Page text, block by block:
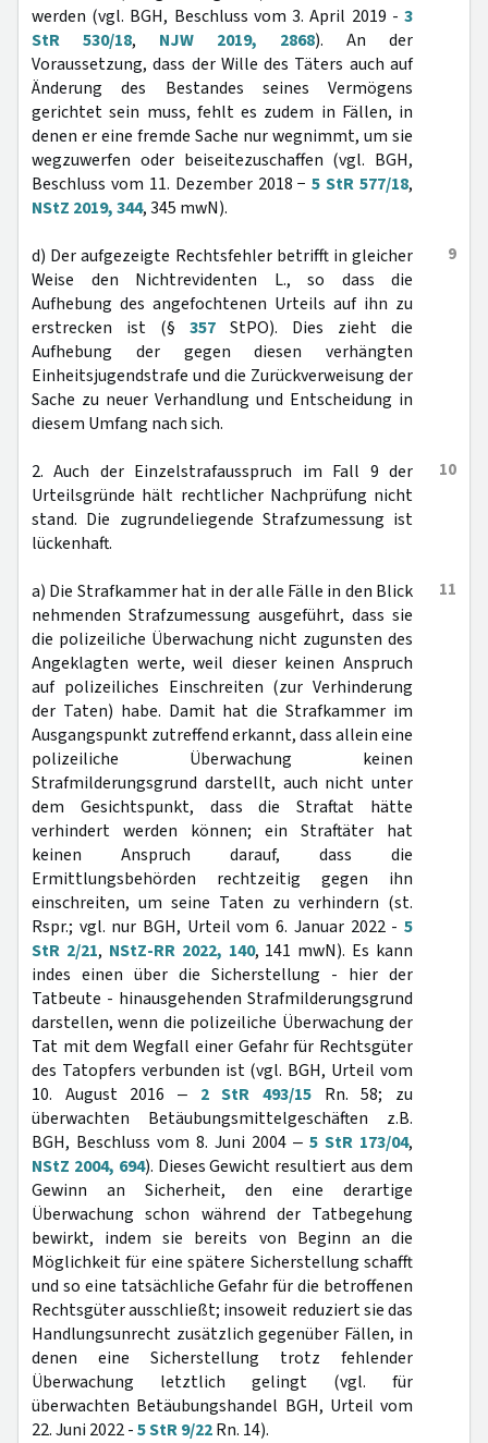
werden (vgl. BGH, Beschluss vom 3. April 2019 - 3
StR 530/18, NJW 2019, 2868). An der
Voraussetzung, dass der Wille des Täters auch auf
Änderung des Bestandes seines Vermögens
gerichtet sein muss, fehlt es zudem in Fällen, in
denen er eine fremde Sache nur wegnimmt, um sie
wegzuwerfen oder beiseitezuschaffen (vgl. BGH,
Beschluss vom 11. Dezember 2018 −5 StR 577/18,
NStZ 2019, 344, 345 mwN).
9
d) Der aufgezeigte Rechtsfehler betrifft in gleicher
Weise den Nichtrevidenten L., so dass die
Aufhebung des angefochtenen Urteils auf ihn zu
erstrecken ist (§ 357 StPO). Dies zieht die
Aufhebung der gegen diesen verhängten
Einheitsjugendstrafe und die Zurückverweisung der
Sache zu neuer Verhandlung und Entscheidung in
diesem Umfang nach sich.
10
2. Auch der Einzelstrafausspruch im Fall 9 der
Urteilsgründe hält rechtlicher Nachprüfung nicht
stand. Die zugrundeliegende Strafzumessung ist
lückenhaft.
11
a) Die Strafkammer hat in der alle Fälle in den Blick
nehmenden Strafzumessung ausgeführt, dass sie
die polizeiliche Überwachung nicht zugunsten des
Angeklagten werte, weil dieser keinen Anspruch
auf polizeiliches Einschreiten (zur Verhinderung
der Taten) habe. Damit hat die Strafkammer im
Ausgangspunkt zutreffend erkannt, dass allein eine
polizeiliche Überwachung keinen
Strafmilderungsgrund darstellt, auch nicht unter
dem Gesichtspunkt, dass die Straftat hätte
verhindert werden können; ein Straftäter hat
keinen Anspruch darauf, dass die
Ermittlungsbehörden rechtzeitig gegen ihn
einschreiten, um seine Taten zu verhindern (st.
Rspr.; vgl. nur BGH, Urteil vom 6. Januar 2022 - 5
StR 2/21, NStZ-RR 2022, 140, 141 mwN). Es kann
indes einen über die Sicherstellung - hier der
Tatbeute - hinausgehenden Strafmilderungsgrund
darstellen, wenn die polizeiliche Überwachung der
Tat mit dem Wegfall einer Gefahr für Rechtsgüter
des Tatopfers verbunden ist (vgl. BGH, Urteil vom
10. August 2016 ‒ 2 StR 493/15 Rn. 58; zu
überwachten Betäubungsmittelgeschäften z.B.
BGH, Beschluss vom 8. Juni 2004 ‒ 5 StR 173/04,
NStZ 2004, 694). Dieses Gewicht resultiert aus dem
Gewinn an Sicherheit, den eine derartige
Überwachung schon während der Tatbegehung
bewirkt, indem sie bereits von Beginn an die
Möglichkeit für eine spätere Sicherstellung schafft
und so eine tatsächliche Gefahr für die betroffenen
Rechtsgüter ausschließt; insoweit reduziert sie das
Handlungsunrecht zusätzlich gegenüber Fällen, in
denen eine Sicherstellung trotz fehlender
Überwachung letztlich gelingt (vgl. für
überwachten Betäubungshandel BGH, Urteil vom
22. Juni 2022 -5 StR 9/22Rn. 14).